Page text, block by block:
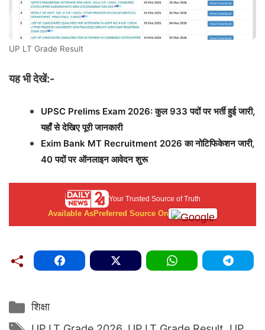
UP LT Grade Result
यह भी देखें:-
UPSC Prelims Exam 2026: कुल 933 पदों पर भर्ती हुई जारी,
यहाँ से देखिए पूरी जानकारी
Exim Bank MT Recruitment 2026 का नोटिफिकेशन जारी,
40 पदों पर ऑनलाइन आवेदन शुरू
Your Trusted Source of Truth
Available AsPreferred Source On
Categories
शिक्षा
Tags